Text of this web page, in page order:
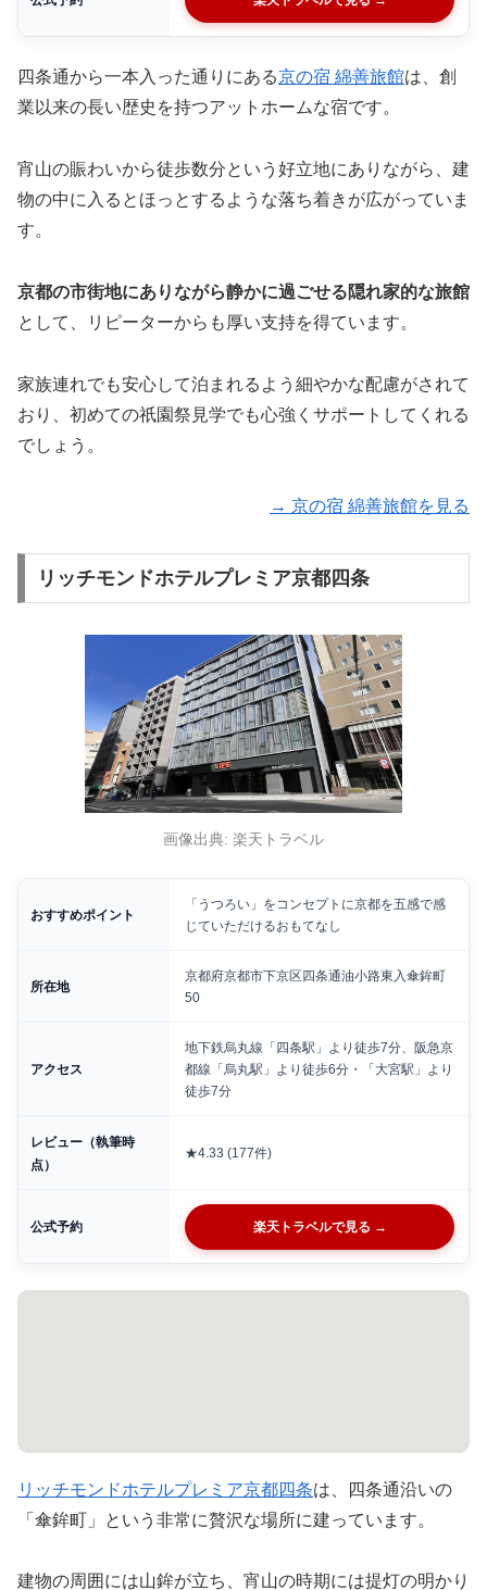
四条通から一本入った通りにある京の宿 綿善旅館は、創
業以来の長い歴史を持つアットホームな宿です。
宵山の賑わいから徒歩数分という好立地にありながら、建
物の中に入るとほっとするような落ち着きが広がっていま
す。
京都の市街地にありながら静かに過ごせる隠れ家的な旅館
として、リピーターからも厚い支持を得ています。
家族連れでも安心して泊まれるよう細やかな配慮がされて
おり、初めての祇園祭見学でも心強くサポートしてくれる
でしょう。
→ 京の宿 綿善旅館を見る
リッチモンドホテルプレミア京都四条
画像出典: 楽天トラベル
おすすめポイント
「うつろい」をコンセプトに京都を五感で感
じていただけるおもてなし
所在地
京都府京都市下京区四条通油小路東入傘鉾町
50
アクセス
地下鉄烏丸線「四条駅」より徒歩7分、阪急京
都線「烏丸駅」より徒歩6分・「大宮駅」より
徒歩7分
レビュー（執筆時
点）
★4.33 (177件)
公式予約 楽天トラベルで見る →
リッチモンドホテルプレミア京都四条は、四条通沿いの
「傘鉾町」という非常に贅沢な場所に建っています。
建物の周囲には山鉾が立ち、宵山の時期には提灯の明かり